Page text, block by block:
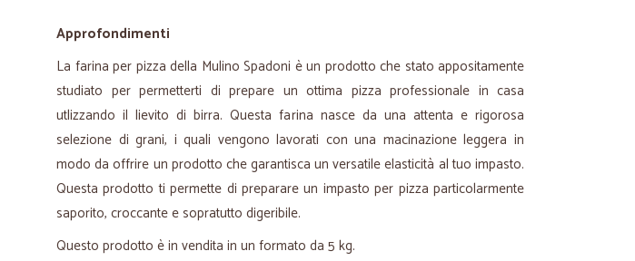
Approfondimenti
La farina per pizza della Mulino Spadoni è un prodotto che stato appositamente
studiato per permetterti di prepare un ottima pizza professionale in casa
utlizzando il lievito di birra. Questa farina nasce da una attenta e rigorosa
selezione di grani, i quali vengono lavorati con una macinazione leggera in
modo da offrire un prodotto che garantisca un versatile elasticità al tuo impasto.
Questa prodotto ti permette di preparare un impasto per pizza particolarmente
saporito, croccante e sopratutto digeribile.
Questo prodotto è in vendita in un formato da 5 kg.